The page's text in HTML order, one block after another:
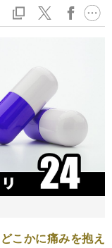
こかに痛みを抱え